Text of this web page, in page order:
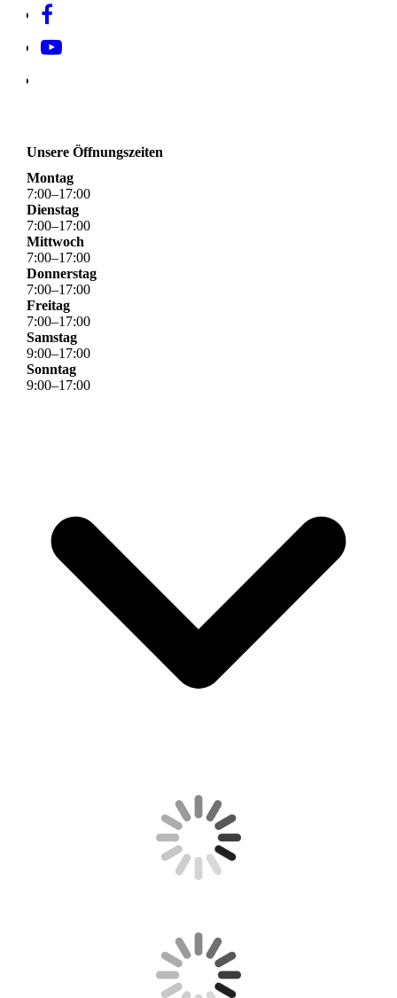
Unsere Öffnungszeiten
Montag
7:00–17:00
Dienstag
7:00–17:00
Mittwoch
7:00–17:00
Donnerstag
7:00–17:00
Freitag
7:00–17:00
Samstag
9:00–17:00
Sonntag
9:00–17:00